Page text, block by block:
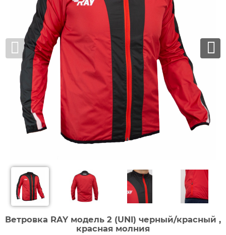
Ветровка RAY модель 2 (UNI) черный/красный ,
красная молния